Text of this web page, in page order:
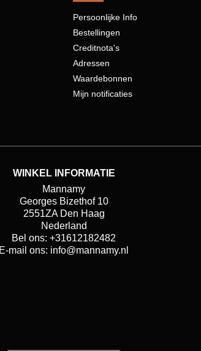
Persoonlijke Info
Bestellingen
Creditnota's
Adressen
Waardebonnen
Mijn notificaties
WINKEL INFORMATIE
Mannamy
Georges Bizethof 10
2551ZA Den Haag
Nederland
Bel ons: +31612182482
E-mail ons: info@mannamy.nl